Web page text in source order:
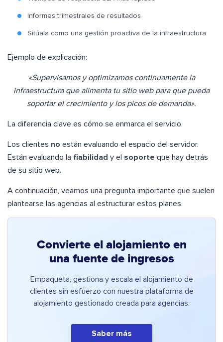
Informes trimestrales de resultados
Sitúala como una gestión proactiva de la infraestructura.
Ejemplo de explicación:
«Supervisamos y optimizamos continuamente la
infraestructura que alimenta tu sitio web para que pueda
soportar el crecimiento y los picos de demanda».
La diferencia clave es cómo se enmarca el servicio.
Los clientes no están evaluando el espacio del servidor.
Están evaluando la fiabilidad y el soporte que hay detrás
de su sitio web.
A continuación, veamos una pregunta importante que suelen
plantearse las agencias al estructurar estos planes.
Convierte el alojamiento en
una fuente de ingresos
Empaqueta, gestiona y escala el alojamiento de
clientes sin esfuerzo con nuestra plataforma de
alojamiento gestionado creada para agencias.
Saber más